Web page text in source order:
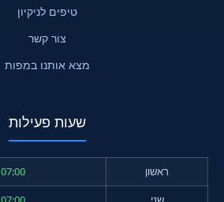
טיפים לניקיון
צור קשר
מצא אותנו במפות
שעות פעילות
ראשון
07:00 - 20:00